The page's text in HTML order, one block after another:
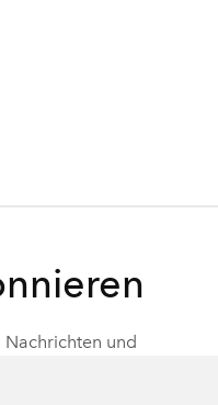
Nachrichten und
Newsletter.